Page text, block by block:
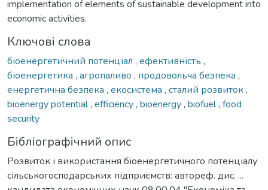
implementation of elements of sustainable development into
economic activities.
Ключові слова
біоенергетичний потенціал , ефективність ,
біоенергетика , агропаливо , продовольча безпека ,
енергетична безпека , екосистема , сталий розвиток,
bioenergy potential, efficiency, bioenergy, biofuel, food
security
Бібліографічний опис
Розвиток і використання біоенергетичного потенціалу
сільськогосподарських підприємств: автореф. дис. ...